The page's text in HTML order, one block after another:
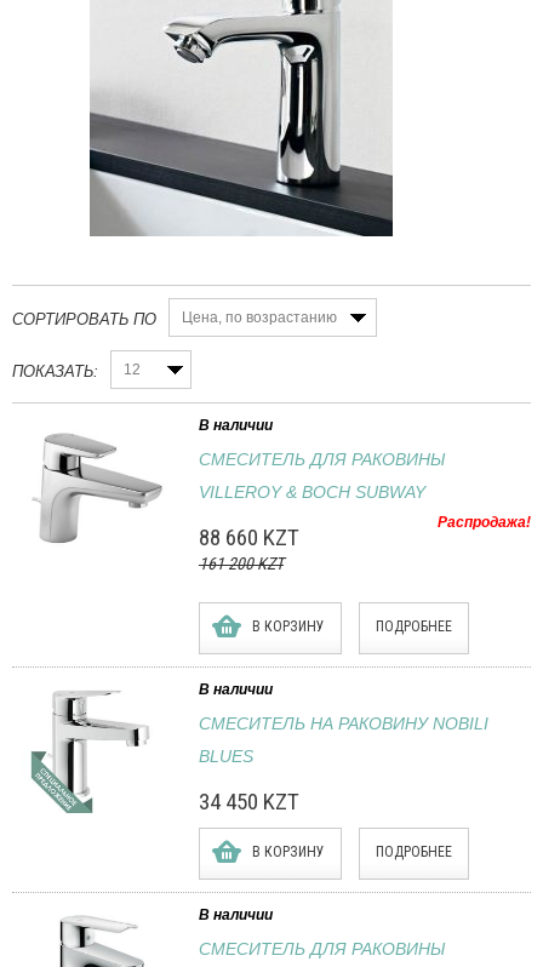
СОРТИРОВАТЬ ПО Цена, по возрастанию
ПОКАЗАТЬ: 12
В наличии
СМЕСИТЕЛЬ ДЛЯ РАКОВИНЫ
VILLEROY & BOCH SUBWAY
Распродажа!
88 660 KZT
161 200 KZT
В КОРЗИНУ ПОДРОБНЕЕ
В наличии
СМЕСИТЕЛЬ НА РАКОВИНУ NOBILI
BLUES
34 450 KZT
В КОРЗИНУ ПОДРОБНЕЕ
В наличии
СМЕСИТЕЛЬ ДЛЯ РАКОВИНЫ